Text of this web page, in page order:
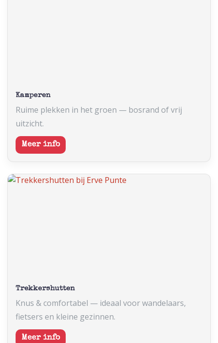
Kamperen
Ruime plekken in het groen — bosrand of vrij
uitzicht.
Meer info
Trekkershutten
Knus & comfortabel — ideaal voor wandelaars,
fietsers en kleine gezinnen.
Meer info